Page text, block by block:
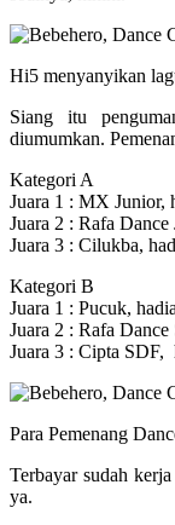
Hi5 menyanyikan
Siang itu
diumumkan.
Kategori A
Juara 1 : MX Junior,
Juara 2 : Rafa
Juara 3 : Cilukba,
Kategori B
Juara 1 : Pucuk,
Juara 2 : Rafa
Juara 3 : Cipta SDF,
Para Pemenang
Terbayar sudah
ya.